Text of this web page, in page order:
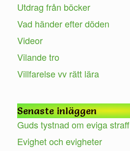
Utdrag från böcker
Vad händer efter döden
Videor
Vilande tro
Villfarelse vv rätt lära
Senaste inläggen
Guds tystnad om eviga straff
Evighet och evigheter